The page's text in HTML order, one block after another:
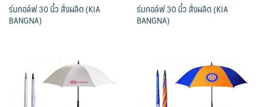
ร่มกอล์ฟ 30 นิ้ว สั่งผลิต (KIA
BANGNA)
ร่มกอล์ฟ 30 นิ้ว สั่งผลิต (KIA
BANGNA)